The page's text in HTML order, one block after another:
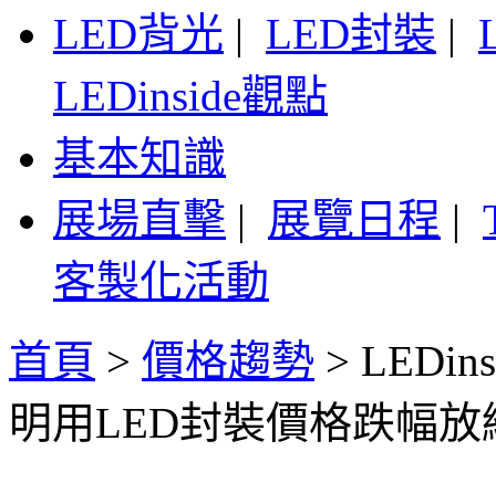
LED背光 | LED封裝 |
LEDinside觀點
基本知識
展場直擊 | 展覽日程 |
客製化活動
首頁 > 價格趨勢 >
明用LED封裝價格跌幅放